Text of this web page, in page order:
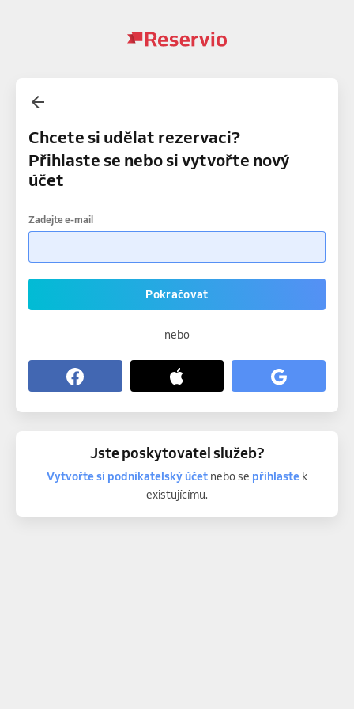
Chcete si udělat rezervaci?
Přihlaste se nebo si vytvořte nový
účet
Zadejte e-mail
Pokračovat
nebo
Jste poskytovatel služeb?
Vytvořte si podnikatelský účetnebo se přihlastek
existujícímu.